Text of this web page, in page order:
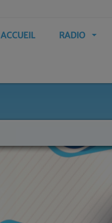
ACCUEIL RADIO